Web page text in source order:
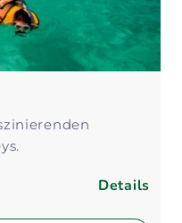
Details